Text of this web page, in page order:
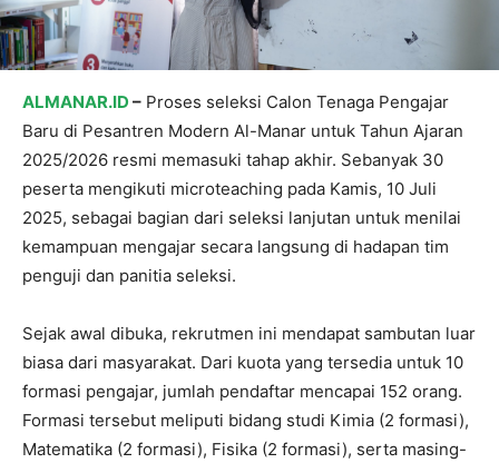
ALMANAR.ID – Proses seleksi Calon Tenaga Pengajar
Baru di Pesantren Modern Al-Manar untuk Tahun Ajaran
2025/2026 resmi memasuki tahap akhir. Sebanyak 30
peserta mengikuti microteaching pada Kamis, 10 Juli
2025, sebagai bagian dari seleksi lanjutan untuk menilai
kemampuan mengajar secara langsung di hadapan tim
penguji dan panitia seleksi.
Sejak awal dibuka, rekrutmen ini mendapat sambutan luar
biasa dari masyarakat. Dari kuota yang tersedia untuk 10
formasi pengajar, jumlah pendaftar mencapai 152 orang.
Formasi tersebut meliputi bidang studi Kimia (2 formasi),
Matematika (2 formasi), Fisika (2 formasi), serta masing-